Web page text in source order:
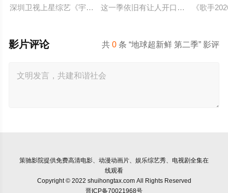
深圳卫视上星综艺《宇宙帮帮忙》是一档以文具快闪店为场景的
这一季依旧有让人开口就想跟唱的歌
《歌手
共0 条 “地球超新鲜 第二季” 影评
影片评论
策驰影院提供免费高清电影、动漫动画片、娱乐综艺秀、电视剧全集在
线观看
Copyright © 2022 shuihongtax.com All Rights Reserved
晋ICP备70021968号